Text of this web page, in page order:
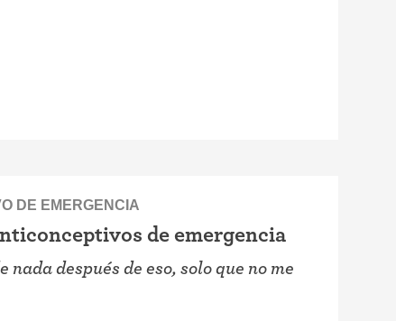
DE EMERGENCIA
de emergencia
nada después de eso, solo que no me